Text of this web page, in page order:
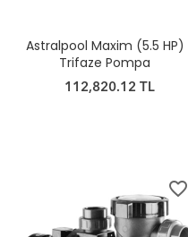
Astralpool Maxim (5.5 HP)
Trifaze Pompa
112,820.12 TL
favorite_border